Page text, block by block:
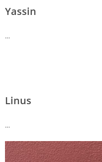
Yassin
…
Linus
…